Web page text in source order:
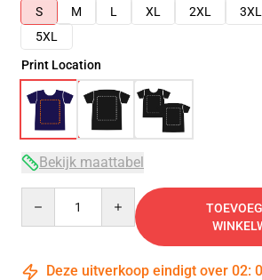
S
M L XL 2XL 3XL
5XL
Print Location
Bekijk maattabel
Deze uitverkoop eindigt over 02: